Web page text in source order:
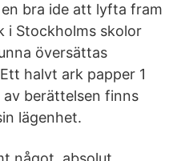
en bra ide att lyfta fram
i Stockholms skolor
översättas
halvt ark papper 1
berättelsen finns
lägenhet.